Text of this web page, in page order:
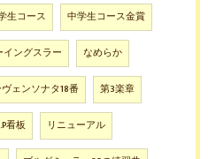
生コース 中学生コース金賞
イングスラー なめらか
ェンソナタ18番 第3楽章
看板 リニューアル